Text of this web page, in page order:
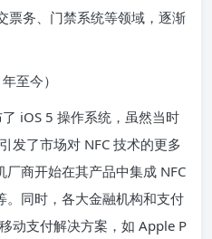
票务、门禁系统等领域，逐渐
至今）
iOS 5 操作系统，虽然当时
发了市场对 NFC 技术的更多
商开始在其产品中集成 NFC
。同时，各大金融机构和支付
动支付解决方案，如 Apple P